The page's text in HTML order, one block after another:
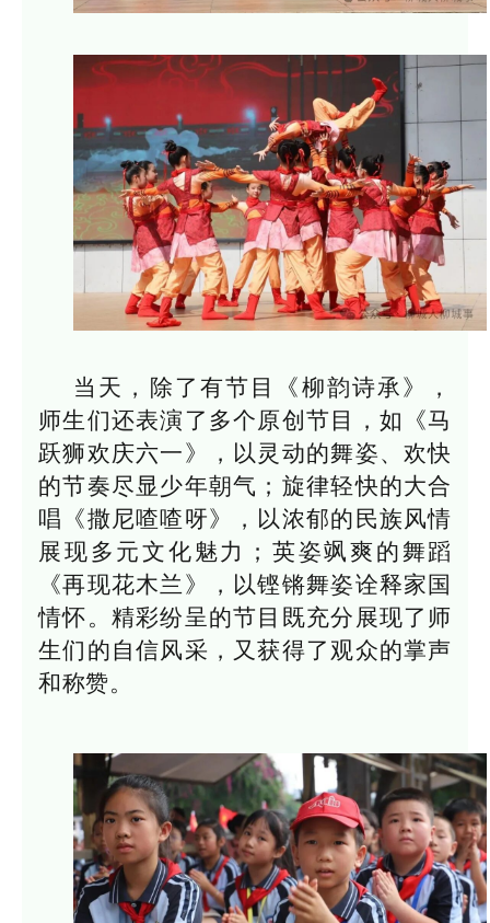
当天，除了有节目《柳韵诗承》，
师生们还表演了多个原创节目，如《马
跃狮欢庆六一》，以灵动的舞姿、欢快
的节奏尽显少年朝气；旋律轻快的大合
唱《撒尼喳喳呀》，以浓郁的民族风情
展现多元文化魅力；英姿飒爽的舞蹈
《再现花木兰》，以铿锵舞姿诠释家国
情怀。精彩纷呈的节目既充分展现了师
生们的自信风采，又获得了观众的掌声
和称赞。